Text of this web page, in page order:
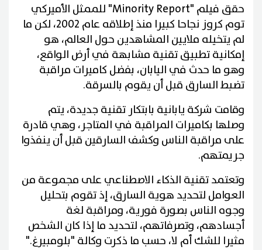
حقق فيلم "Minority Report" للممثل الأميركي
توم كروز نجاحا كبيرا منذ إطلاقه عام 2002، لكن ما
لم يتخيله ملايين المشاهدين حول العالم، هو
إمكانية تطبيق تقنية مشابهة في أرض الواقع،
وهو ما حدث في اليابان، بفضل كاميرات مراقبة
تضبط السارق قبل أن يقوم بالسرقة.
وقامت شركة يابانية بابتكار تقنية جديدة، يتم
وصلها بكاميرات المراقبة في المتاجر، وهي قادرة
على مراقبة الناس وكشف السارقين قبل أن ينفذوا
جريمتهم.
وتعتمد تقنية الذكاء الاصطناعي على مجموعة من
العوامل لتحديد هوية السارق، إذ تقوم بتحليل
وجوه الناس بصورة فورية، ومراقبة لغة
أجسادهم، وتصرفاتهم، لتحديد ما إذا كان الشخص
مثيرا للشك أم لا، حسب ما ذكرت وكالة "بلومبيرغ".